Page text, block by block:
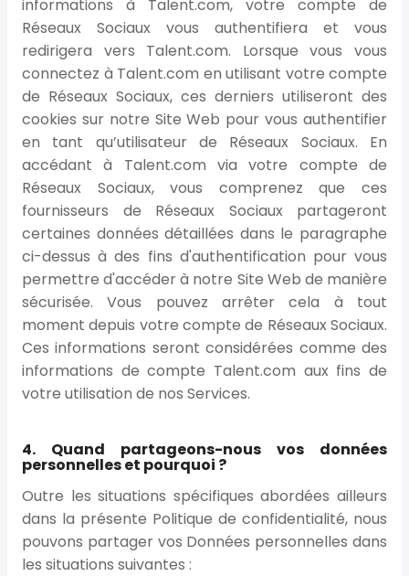
informations à Talent.com, votre compte de
Réseaux Sociaux vous authentifiera et vous
redirigera vers Talent.com. Lorsque vous vous
connectez à Talent.com en utilisant votre compte
de Réseaux Sociaux, ces derniers utiliseront des
cookies sur notre Site Web pour vous authentifier
en tant qu’utilisateur de Réseaux Sociaux. En
accédant à Talent.com via votre compte de
Réseaux Sociaux, vous comprenez que ces
fournisseurs de Réseaux Sociaux partageront
certaines données détaillées dans le paragraphe
ci-dessus à des fins d'authentification pour vous
permettre d'accéder à notre Site Web de manière
sécurisée. Vous pouvez arrêter cela à tout
moment depuis votre compte de Réseaux Sociaux.
Ces informations seront considérées comme des
informations de compte Talent.com aux fins de
votre utilisation de nos Services.
4. Quand partageons-nous vos données
personnelles et pourquoi ?
Outre les situations spécifiques abordées ailleurs
dans la présente Politique de confidentialité, nous
pouvons partager vos Données personnelles dans
les situations suivantes :